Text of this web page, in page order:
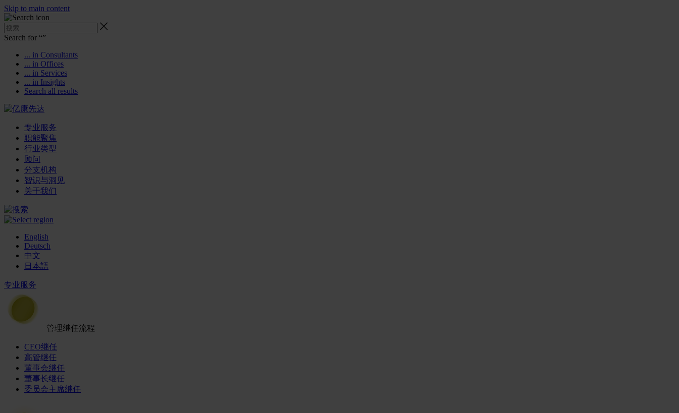
Skip to main content
Search for “”
... in Consultants
... in Offices
... in Services
... in Insights
Search all results
专业服务
职能聚焦
行业类型
顾问
分支机构
智识与洞见
关于我们
English
Deutsch
中文
日本語
专业服务
管理继任流程
CEO继任
高管继任
董事会继任
董事长继任
委员会主席继任